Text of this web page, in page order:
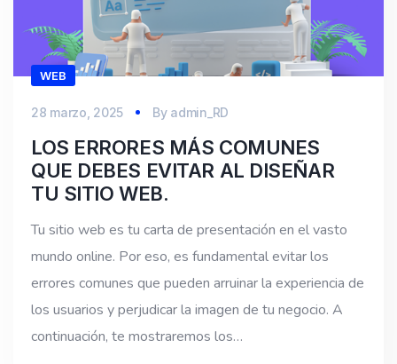
WEB
28 marzo, 2025 By admin_RD
LOS ERRORES MÁS COMUNES
QUE DEBES EVITAR AL DISEÑAR
TU SITIO WEB.
Tu sitio web es tu carta de presentación en el vasto
mundo online. Por eso, es fundamental evitar los
errores comunes que pueden arruinar la experiencia de
los usuarios y perjudicar la imagen de tu negocio. A
continuación, te mostraremos los…